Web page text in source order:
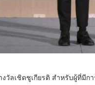
วัลเชิดชูเกียรติ สำหรับผู้ที่มี